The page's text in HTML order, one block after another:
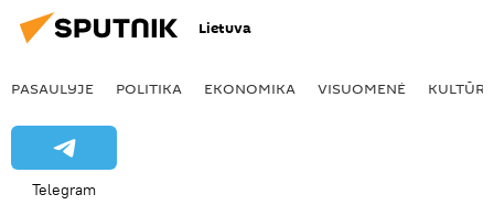
Lietuva
PASAULYJE POLITIKA EKONOMIKA VISUOMENĖ KULTŪRA
Telegram